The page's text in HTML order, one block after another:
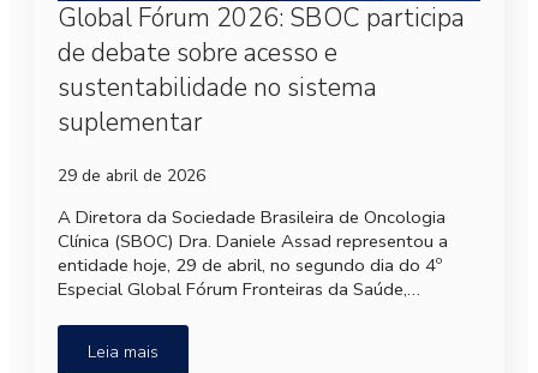
Global Fórum 2026: SBOC participa
de debate sobre acesso e
sustentabilidade no sistema
suplementar
29 de abril de 2026
A Diretora da Sociedade Brasileira de Oncologia
Clínica (SBOC) Dra. Daniele Assad representou a
entidade hoje, 29 de abril, no segundo dia do 4º
Especial Global Fórum Fronteiras da Saúde,…
Leia mais